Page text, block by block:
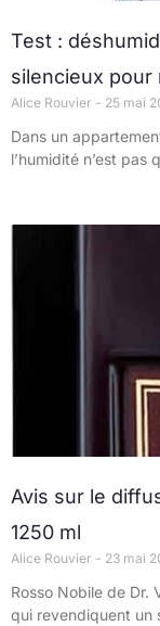
Test :
silencieux pour
Alice Rouvier 25 mai
Dans un
l’humidité n’est pas
Avis sur le
1250 ml
Alice Rouvier 23 mai
Rosso Nobile de Dr.
qui revendiquent un